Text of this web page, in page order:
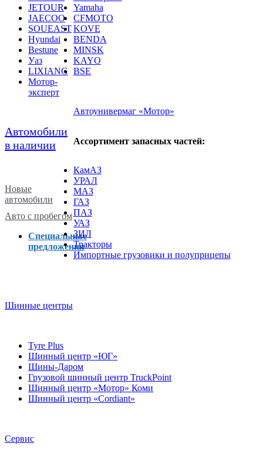
JETOUR
JAECOO
SOUEAST
Hyundai
Bestune
Уаз
LIXIANG
Мотор-
эксперт
Автомобили
в наличии
Новые
автомобили
Авто с пробегом
Специальные
предложения
Yamaha
CFMOTO
KOVE
BENDA
MINSK
KAYO
BSE
Автоунивермаг «Мотор»
Ассортимент запасных частей:
КамАЗ
УРАЛ
МАЗ
ГАЗ
ПАЗ
УАЗ
ЗИЛ
Тракторы
Импортные грузовики и полуприцепы
Шинные центры
Tyre Plus
Шинный центр «ЮГ»
Шины-Даром
Грузовой шинный центр TruckPoint
Шинный центр «Мотор» Коми
Шинный центр «Cordiant»
Сервис